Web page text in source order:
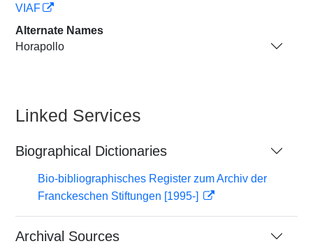
VIAF
Alternate Names
Horapollo
Linked Services
Biographical Dictionaries
Bio-bibliographisches Register zum Archiv der
Franckeschen Stiftungen [1995-]
Archival Sources